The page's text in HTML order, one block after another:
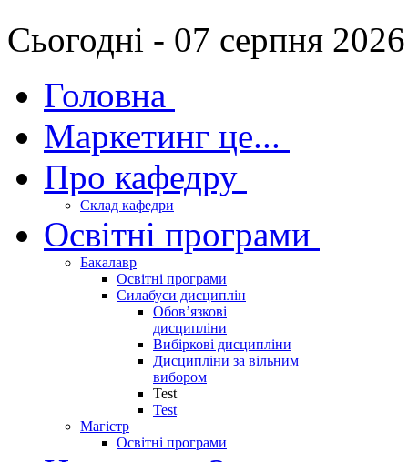
Сьогодні - 07 серпня
Головна
Маркетинг це...
Про кафедру
Склад кафедри
Освітні програми
Бакалавр
Освітні програми
Силабуси дисциплін
Обов’язкові
дисципліни
Вибіркові дисципліни
Дисципліни за вільним
вибором
Test
Test
Магістр
Освітні програми